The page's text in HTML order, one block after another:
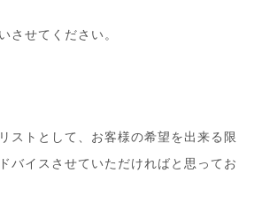
させてください。
ストとして、お客様の希望を出来る限
バイスさせていただければと思ってお